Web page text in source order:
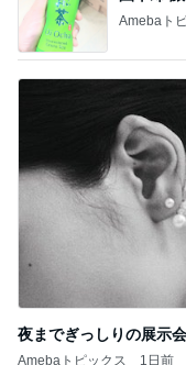
Amebaト
夜までぎっしりの展示
Amebaトピックス 1日前